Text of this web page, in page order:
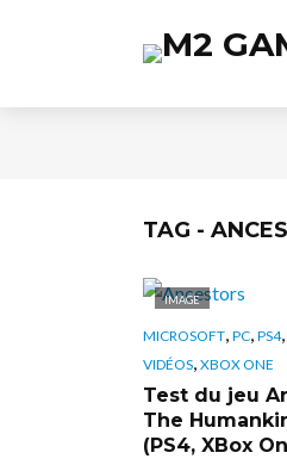
TAG -
IMAGE
MICROSOFT, PC, PS4,
VIDÉOS, XBOX ONE
Test du jeu
The
(PS4, XBox